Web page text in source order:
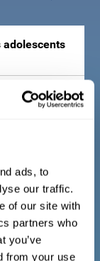
ads, to
our traffic.
of our site with
partners who
you’ve
from your use
adolescents
qui
(un
et le bien-
avec les
à
des enfants